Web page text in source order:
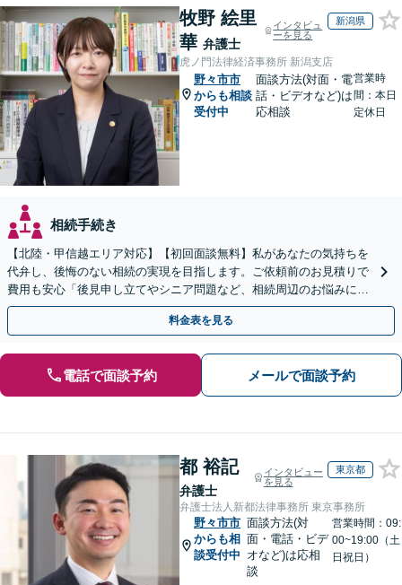
牧野 絵里
華 弁護士
インタビュ
ーを見る
新潟県
虎ノ門法律経済事務所 新潟支店
野々市市
からも相談
受付中
面談方法(対面・電
話・ビデオなど)は
応相談
営業時
間：本日
定休日
相続手続き
【北陸・甲信越エリア対応】【初回面談無料】私があなたの気持ちを
代弁し、後悔のない相続の実現を目指します。ご依頼前のお見積りで
費用も安心「後見申し立てやシニア問題など、相続周辺のお悩みにも
対処可能」【WEB面談対応】
料金表を見る
電話で面談予約 メールで面談予約
都 裕記
弁護士
インタビュー
を見る
東京都
弁護士法人新都法律事務所 東京事務所
野々市市
からも相
談受付中
面談方法(対
面・電話・ビデ
オなど)は応相
談
営業時間：09:
00~19:00（土
日祝日）